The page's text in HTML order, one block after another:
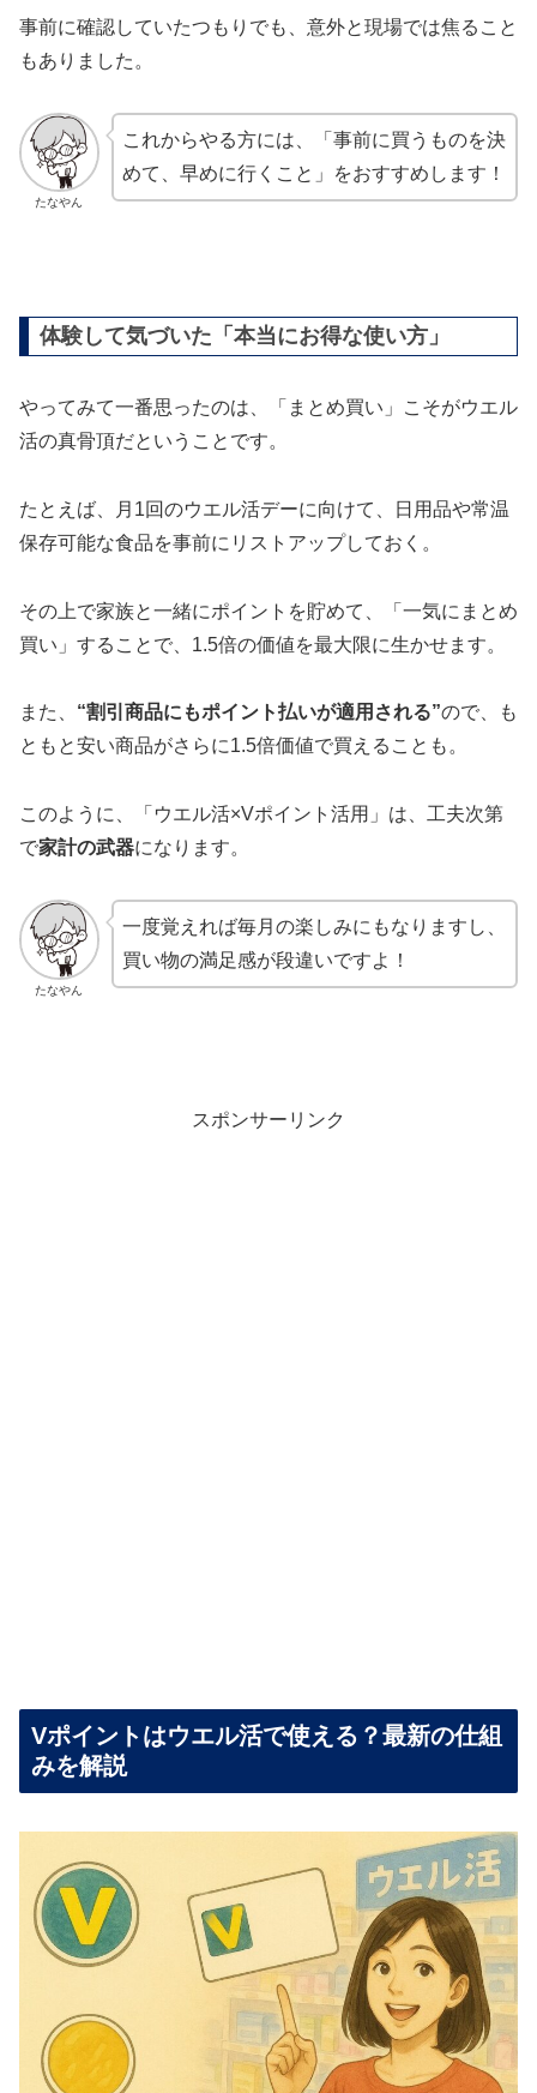
事前に確認していたつもりでも、意外と現場では焦ること
もありました。
たなやん
これからやる方には、「事前に買うものを決
めて、早めに行くこと」をおすすめします！
体験して気づいた「本当にお得な使い方」
やってみて一番思ったのは、「まとめ買い」こそがウエル
活の真骨頂だということです。
たとえば、月1回のウエル活デーに向けて、日用品や常温
保存可能な食品を事前にリストアップしておく。
その上で家族と一緒にポイントを貯めて、「一気にまとめ
買い」することで、1.5倍の価値を最大限に生かせます。
また、 “割引商品にもポイント払いが適用される”ので、も
ともと安い商品がさらに1.5倍価値で買えることも。
このように、「ウエル活×Vポイント活用」は、工夫次第
で家計の武器になります。
たなやん
一度覚えれば毎月の楽しみにもなりますし、
買い物の満足感が段違いですよ！
スポンサーリンク
Vポイントはウエル活で使える？最新の仕組
みを解説